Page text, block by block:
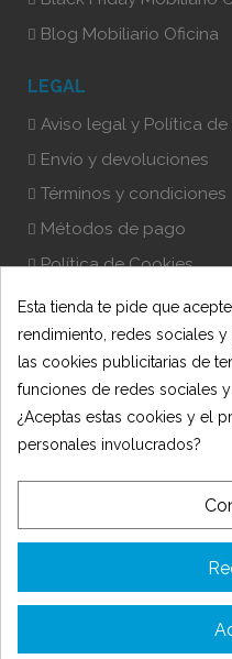
Blog Mobiliario Oficina
LEGAL
Aviso legal y Política de
Envío y devoluciones
Términos y condiciones
Métodos de pago
Política de Cookies
NEWSLETTER
He leído y acepto la Política de
© 2025 Oficit -
TIENDA OFICIT SLU ha
Esta tienda te pide que
rendimiento, redes sociales
las cookies publicitarias de
funciones de redes sociales
¿Aceptas estas cookies y el
personales involucrados?